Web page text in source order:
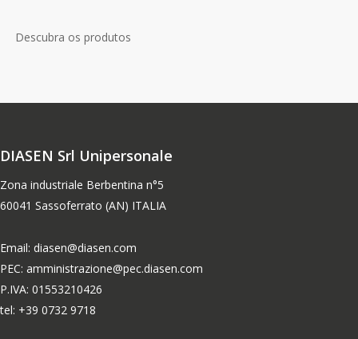
Descubra os produtos
DIASEN Srl Unipersonale
Zona industriale Berbentina n°5
60041 Sassoferrato (AN) ITALIA
Email: diasen@diasen.com
PEC: amministrazione@pec.diasen.com
P.IVA: 01553210426
tel: +39 0732 9718